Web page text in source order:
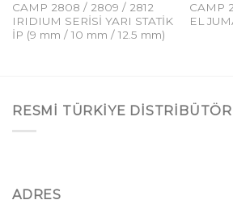
CAMP 2808 / 2809 / 2812
IRIDIUM SERİSİ YARI STATİK
İP (9 mm / 10 mm / 12.5 mm)
CAMP
EL
RESMI TÜRKIYE
ADRES